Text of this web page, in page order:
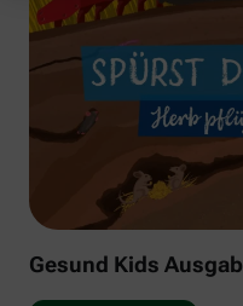
Gesund Kids